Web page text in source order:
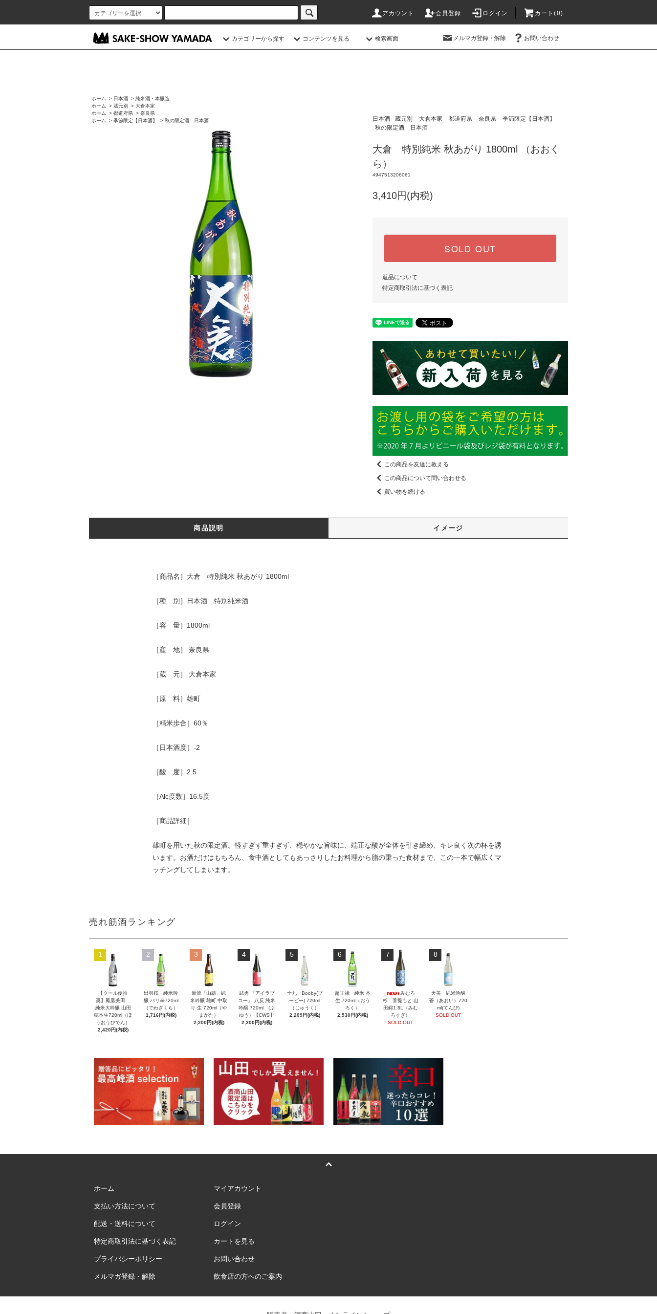
アカウント 会員登録 ログイン カート(0)
カテゴリーから探す コンテンツを見る 検索画面 メルマガ登録・解除 お問い合わせ
ホーム > 日本酒 >純米酒・本醸造
ホーム
>蔵元別 >大倉本家
ホーム
>都道府県 >奈良県
ホーム
>季節限定【日本酒】 >秋の限定酒 日本酒 日本酒 蔵元別 大倉本家 都道府県 奈良県
季節限定【日本酒】
秋の限定酒 日本酒
大倉 特別純米 秋あがり 1800ml （おおく
ら）
4947513206061
3,410円(内税)
SOLD OUT
返品について
特定商取引法に基づく表記
この商品を友達に教える
この商品について問い合わせる
買い物を続ける
商品説明 イメージ
［商品名］大倉 特別純米 秋あがり 1800ml
［種 別］日本酒 特別純米酒
［容 量］1800ml
［産 地］ 奈良県
［蔵 元］ 大倉本家
［原 料］雄町
［精米歩合］60％
［日本酒度］-2
［酸 度］2.5
［Alc度数］16.5度
［商品詳細］
雄町を用いた秋の限定酒。軽すぎず重すぎず、穏やかな旨味に、端正な酸が全体を引き締め、キレ良く次の杯を誘
います。お酒だけはもちろん、食中酒としてもあっさりしたお料理から脂の乗った食材まで、この一本で幅広くマ
ッチングしてしまいます。
売れ筋酒ランキング
1
【クール便推
奨】鳳凰美田
純米大吟醸 山田
穂本生720ml（ほ
うおうびでん）
2,420円(内税)
2
出羽桜 純米吟
醸 バリ辛720ml
（でわざくら）
1,716円(内税)
3
新流「山縣」純
米吟醸 雄町 中取
り 生 720ml（や
まがた）
2,200円(内税)
4
武勇 「アイラブ
ユー」 八反 純米
吟醸 720ml (ぶ
ゆう）【CWS】
2,200円(内税)
5
十九 Booby(ブ
ービー) 720ml
（じゅうく）
2,209円(内税)
6
超王祿 純米 本
生 720ml（おう
ろく）
2,530円(内税)
7
みむろ
杉 菩提もと 山
田錦1.8L（みむ
ろすぎ）
SOLD OUT
8
天美 純米吟醸
蒼（あおい）720
ml(てんび)
SOLD OUT
ホーム
支払い方法について
配送・送料について
特定商取引法に基づく表記
プライバシーポリシー
メルマガ登録・解除
マイアカウント
会員登録
ログイン
カートを見る
お問い合わせ
飲食店の方へのご案内